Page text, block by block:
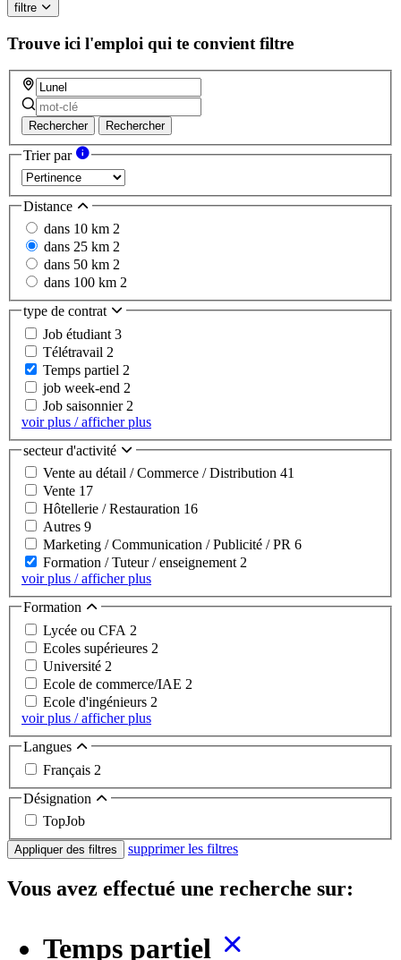
filtre
Trouve ici l'emploi qui te convient filtre
Rechercher Rechercher
Trier par
Distance
dans 10 km 2
dans 25 km 2
dans 50 km 2
dans 100 km 2
type de contrat
Job étudiant 3
Télétravail 2
Temps partiel 2
job week-end 2
Job saisonnier 2
voir plus / afficher plus
secteur d'activité
Vente au détail / Commerce / Distribution 41
Vente 17
Hôtellerie / Restauration 16
Autres 9
Marketing / Communication / Publicité / PR 6
Formation / Tuteur / enseignement2
voir plus / afficher plus
Formation
Lycée ou CFA 2
Ecoles supérieures 2
Université 2
Ecole de commerce/IAE 2
Ecole d'ingénieurs 2
voir plus / afficher plus
Langues
Français 2
Désignation
TopJob
Appliquer des filtres supprimer les filtres
Vous avez effectué une recherche sur:
Temps partiel